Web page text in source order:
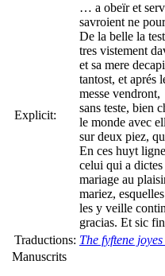
Explicit:
… a obeïr et
savroient ne
De la belle la
tres vistement
et sa mere
tantost, et aprés
messe vendront,
sans teste, bien
le monde avec
sur deux piez,
En ces huyt
celui qui a
mariage au
mariez,
les y veille
gracias. Et sic
Traductions: The fyftene
Manuscrits